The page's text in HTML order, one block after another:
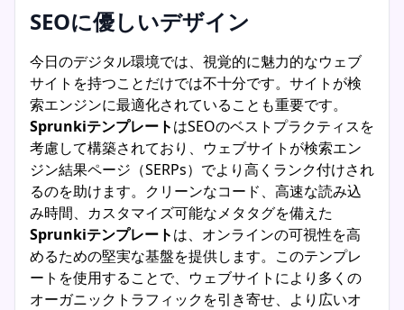
SEOに優しいデザイン
今日のデジタル環境では、視覚的に魅力的なウェブ
サイトを持つことだけでは不十分です。サイトが検
索エンジンに最適化されていることも重要です。
SprunkiテンプレートはSEOのベストプラクティスを
考慮して構築されており、ウェブサイトが検索エン
ジン結果ページ（SERPs）でより高くランク付けされ
るのを助けます。クリーンなコード、高速な読み込
み時間、カスタマイズ可能なメタタグを備えた
Sprunkiテンプレートは、オンラインの可視性を高
めるための堅実な基盤を提供します。このテンプレ
ートを使用することで、ウェブサイトにより多くの
オーガニックトラフィックを引き寄せ、より広いオ